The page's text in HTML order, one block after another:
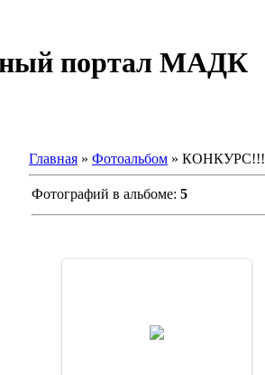
портал МАДК
Главная » Фотоальбом » КОНКУРС!!!
Фотографий в альбоме: 5